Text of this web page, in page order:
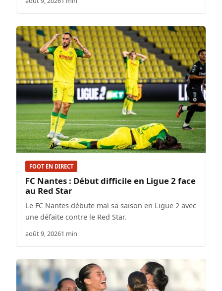
FOOT EN DIRECT
FC Nantes : Début difficile en Ligue 2 face
au Red Star
Le FC Nantes débute mal sa saison en Ligue 2 avec
une défaite contre le Red Star.
août 9, 20261 min